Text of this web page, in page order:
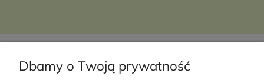
Dbamy o Twoją prywatność